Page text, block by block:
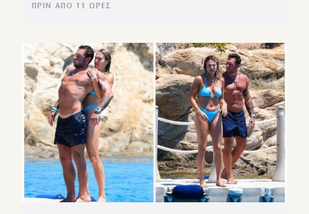
ΠΡΙΝ ΑΠΌ 13 ΏΡΕΣ